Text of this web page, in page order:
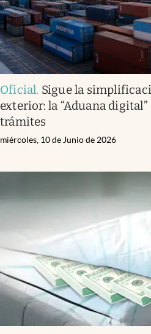
Oficial. Sigue la
exterior: la “Aduana
trámites
miércoles, 10 de Junio de 2026